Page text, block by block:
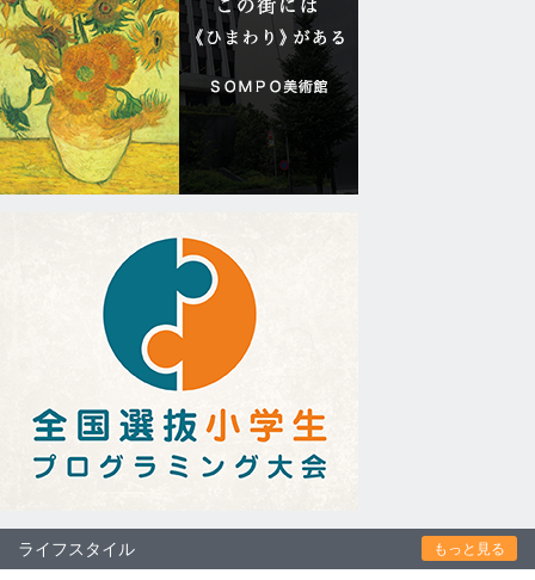
ライフスタイル もっと見る